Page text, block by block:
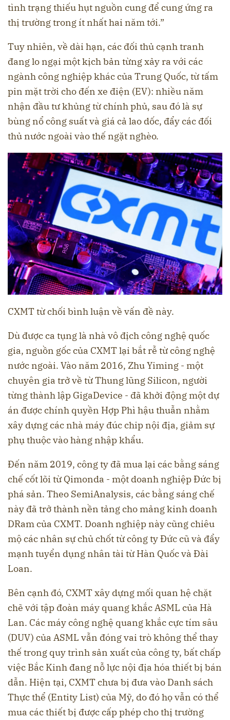
tình trạng thiếu hụt nguồn cung để cung ứng ra
thị trường trong ít nhất hai năm tới.”
Tuy nhiên, về dài hạn, các đối thủ cạnh tranh
đang lo ngại một kịch bản từng xảy ra với các
ngành công nghiệp khác của Trung Quốc, từ tấm
pin mặt trời cho đến xe điện (EV): nhiều năm
nhận đầu tư khủng từ chính phủ, sau đó là sự
bùng nổ công suất và giá cả lao dốc, đẩy các đối
thủ nước ngoài vào thế ngặt nghèo.
CXMT từ chối bình luận về vấn đề này.
Dù được ca tụng là nhà vô địch công nghệ quốc
gia, nguồn gốc của CXMT lại bắt rễ từ công nghệ
nước ngoài. Vào năm 2016, Zhu Yiming - một
chuyên gia trở về từ Thung lũng Silicon, người
từng thành lập GigaDevice - đã khởi động một dự
án được chính quyền Hợp Phì hậu thuẫn nhằm
xây dựng các nhà máy đúc chip nội địa, giảm sự
phụ thuộc vào hàng nhập khẩu.
Đến năm 2019, công ty đã mua lại các bằng sáng
chế cốt lõi từ Qimonda - một doanh nghiệp Đức bị
phá sản. Theo SemiAnalysis, các bằng sáng chế
này đã trở thành nền tảng cho mảng kinh doanh
DRam của CXMT. Doanh nghiệp này cũng chiêu
mộ các nhân sự chủ chốt từ công ty Đức cũ và đẩy
mạnh tuyển dụng nhân tài từ Hàn Quốc và Đài
Loan.
Bên cạnh đó, CXMT xây dựng mối quan hệ chặt
chẽ với tập đoàn máy quang khắc ASML của Hà
Lan. Các máy công nghệ quang khắc cực tím sâu
(DUV) của ASML vẫn đóng vai trò không thể thay
thế trong quy trình sản xuất của công ty, bất chấp
việc Bắc Kinh đang nỗ lực nội địa hóa thiết bị bán
dẫn. Hiện tại, CXMT chưa bị đưa vào Danh sách
Thực thể (Entity List) của Mỹ, do đó họ vẫn có thể
mua các thiết bị được cấp phép cho thị trường